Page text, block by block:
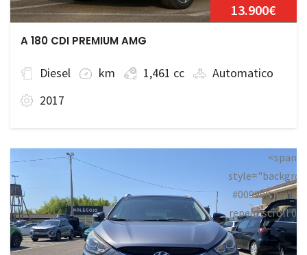
13.900€
A 180 CDI PREMIUM AMG
Diesel km 1,461 cc
Automatico
2017
<span
#009900 none
repeat scroll 0